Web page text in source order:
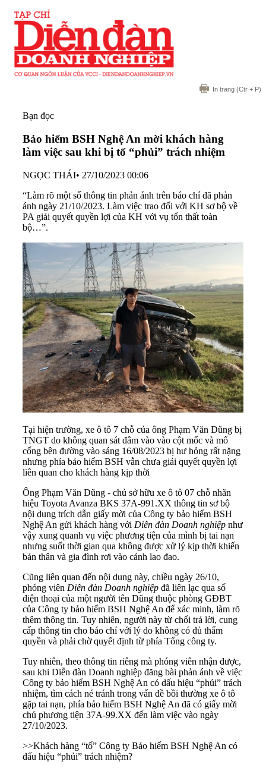
In trang (Ctr + P)
Bạn đọc
Bảo hiểm BSH Nghệ An mời khách hàng
làm việc sau khi bị tố “phủi” trách nhiệm
NGỌC THÁI• 27/10/2023 00:06
“Làm rõ một số thông tin phản ánh trên báo chí đã phản
ánh ngày 21/10/2023. Làm việc trao đổi với KH sơ bộ về
PA giải quyết quyền lợi của KH với vụ tổn thất toàn
bộ…”.
Tại hiện trường, xe ô tô 7 chỗ của ông Phạm Văn Dũng bị
TNGT do không quan sát đâm vào vào cột mốc và mố
cống bên đường vào sáng 16/08/2023 bị hư hỏng rất nặng
nhưng phía bảo hiểm BSH vẫn chưa giải quyết quyền lợi
liên quan cho khách hàng kịp thời
Ông Phạm Văn Dũng - chủ sở hữu xe ô tô 07 chỗ nhãn
hiệu Toyota Avanza BKS 37A-991.XX thông tin sơ bộ
nội dung trích dẫn giấy mời của Công ty bảo hiểm BSH
Nghệ An gửi khách hàng với Diễn đàn Doanh nghiệp như
vậy xung quanh vụ việc phương tiện của mình bị tai nạn
nhưng suốt thời gian qua không được xử lý kịp thời khiến
bản thân và gia đình rơi vào cảnh lao đao.
Cũng liên quan đến nội dung này, chiều ngày 26/10,
phóng viên Diễn đàn Doanh nghiệp đã liên lạc qua số
điện thoại của một người tên Dũng thuộc phòng GĐBT
của Công ty bảo hiểm BSH Nghệ An để xác minh, làm rõ
thêm thông tin. Tuy nhiên, người này từ chối trả lời, cung
cấp thông tin cho báo chí với lý do không có đủ thẩm
quyền và phải chờ quyết định từ phía Tổng công ty.
Tuy nhiên, theo thông tin riêng mà phóng viên nhận được,
sau khi Diễn đàn Doanh nghiệp đăng bài phản ánh về việc
Công ty bảo hiểm BSH Nghệ An có dấu hiệu “phủi” trách
nhiệm, tìm cách né tránh trong vấn đề bồi thường xe ô tô
gặp tai nạn, phía bảo hiểm BSH Nghệ An đã có giấy mời
chủ phương tiện 37A-99.XX đến làm việc vào ngày
27/10/2023.
>>Khách hàng “tố” Công ty Bảo hiểm BSH Nghệ An có
dấu hiệu “phủi” trách nhiệm?